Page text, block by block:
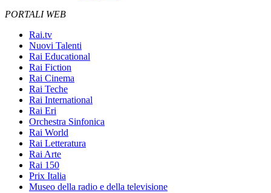
PORTALI WEB
Rai.tv
Nuovi Talenti
Rai Educational
Rai Fiction
Rai Cinema
Rai Teche
Rai International
Rai Eri
Orchestra Sinfonica
Rai World
Rai Letteratura
Rai Arte
Rai 150
Prix Italia
Museo della radio e della televisione